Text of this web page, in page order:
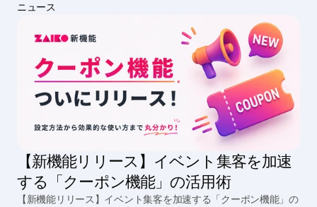
ニュース
【新機能リリース】イベント集客を加速
する「クーポン機能」の活用術
【新機能リリース】イベント集客を加速する「クーポン機能」の